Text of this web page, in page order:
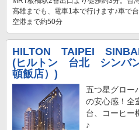
高雄までも、電車1本で行けます♪車で
空港まで約50分
HILTON TAIPEI
(ヒルトン 台北 シンバ
頓飯店）)
五つ星グロー
の安心感！全
台、コーヒー
♪